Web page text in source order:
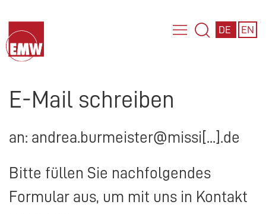
DE EN
E-Mail schreiben
an: andrea.burmeister@missi[...].de
Bitte füllen Sie nachfolgendes
Formular aus, um mit uns in Kontakt